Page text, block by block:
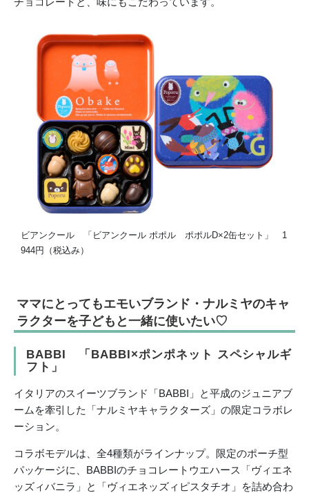
ビアンクール 「ビアンクール ポポル ポポルD×2缶セット」 1
944円（税込み）
ママにとってもエモいブランド・ナルミヤのキャ
ラクターを子どもと一緒に使いたい♡
BABBI 「BABBI×ポンポネット スペシャルギ
フト」
イタリアのスイーツブランド「BABBI」と平成のジュニアブ
ームを牽引した「ナルミヤキャラクターズ」の限定コラボレ
ーション。
コラボモデルは、全4種類がラインナップ。限定のポーチ型
パッケージに、BABBIのチョコレートウエハース「ヴィエネ
ッズィバニラ」と「ヴィエネッズィピスタチオ」を詰め合わ